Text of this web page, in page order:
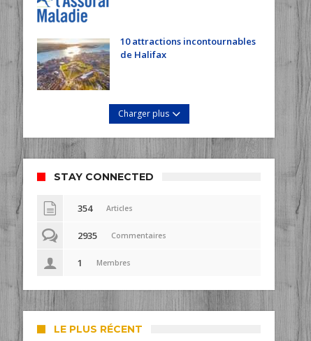
10 attractions incontournables
de Halifax
Charger plus
STAY CONNECTED
354 Articles
2935 Commentaires
1 Membres
LE PLUS RÉCENT